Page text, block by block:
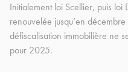
Initialement loi Scellier, puis loi
renouvelée jusqu’en
défiscalisation immobilière ne
pour 2025.